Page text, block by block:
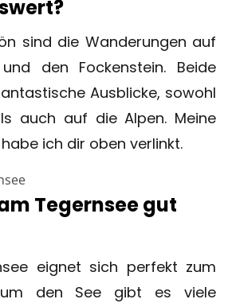
sind die Wanderungen auf
den Fockenstein. Beide
Ausblicke, sowohl
auch auf die Alpen. Meine
ich dir oben verlinkt.
Tegernsee gut
eignet sich perfekt zum
um den See gibt es viele